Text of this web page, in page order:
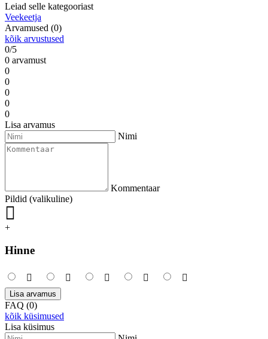
Leiad selle kategooriast
Veekeetja
Arvamused (0)
kõik arvustused
0/5
0 arvamust
0
0
0
0
0
Lisa arvamus
Nimi
Kommentaar
Pildid (valikuline)
+
Hinne
Lisa arvamus
FAQ (0)
kõik küsimused
Lisa küsimus